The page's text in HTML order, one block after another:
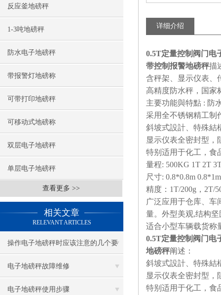
反应釜地磅秤
1-3吨地磅秤
防水电子地磅秤
带报警灯地磅称
可带打印地磅秤
可移动式地磅称
双层电子地磅秤
单层电子地磅秤
查看更多 >>
相关文章
RELEVANT ARTICLES
操作电子地磅秤时应该注意的几个要
点
电子地磅秤故障维修
电子地磅秤使用步骤
详细介绍
0.5T定量控制阀门电
带控制报警地磅秤描
含秤架、显示仪表、
高精度防水秤，国家
主要功能與特點 : 防
采用全不锈钢精工制
斜坡式設計、特殊結
显示仪表全密封型，
特别适用于化工，食
量程: 500KG 1T 2T
尺寸: 0.8*0.8m
精度：1T/200g，2T/
广泛应用于仓库、车
量。外型美观,结构
适合小型车辆载货称
0.5T定量控制阀门电
地磅秤阐述：
斜坡式設計、特殊結
显示仪表全密封型，
特别适用于化工，食